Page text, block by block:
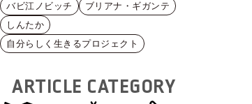
バビ江ノビッチ
ブリアナ・ギガンテ
しんたか
自分らしく生きるプロジェクト
ARTICLE CATEGORY